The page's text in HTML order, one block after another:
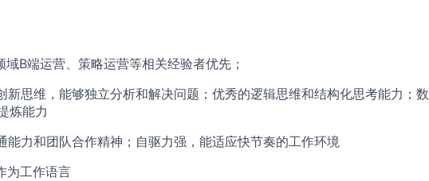
B端运营、策略运营等相关经验者优先；
新思维，能够独立分析和解决问题；优秀的逻辑思维和结构化思考能力；数
炼能力
能力和团队合作精神；自驱力强，能适应快节奏的工作环境
为工作语言